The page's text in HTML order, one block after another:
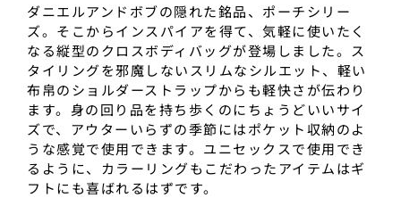
ダニエルアンドボブの隠れた銘品、ポーチシリー
ズ。そこからインスパイアを得て、気軽に使いたく
なる縦型のクロスボディバッグが登場しました。ス
タイリングを邪魔しないスリムなシルエット、軽い
布帛のショルダーストラップからも軽快さが伝わり
ます。身の回り品を持ち歩くのにちょうどいいサイ
ズで、アウターいらずの季節にはポケット収納のよ
うな感覚で使用できます。ユニセックスで使用でき
るように、カラーリングもこだわったアイテムはギ
フトにも喜ばれるはずです。